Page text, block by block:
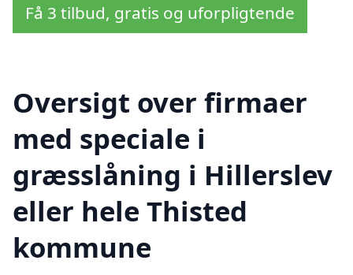
Få 3 tilbud, gratis og uforpligtende
Oversigt over firmaer
med speciale i
græsslåning i Hillerslev
eller hele Thisted
kommune